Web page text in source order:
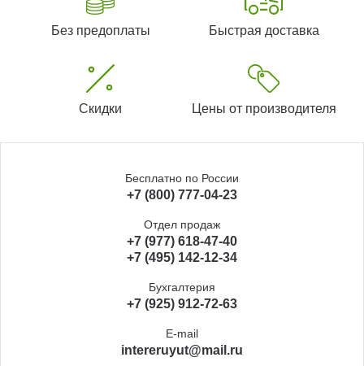
Без предоплаты Быстрая доставка
Скидки Цены от производителя
Бесплатно по России
+7 (800) 777-04-23
Отдел продаж
+7 (977) 618-47-40
+7 (495) 142-12-34
Бухгалтерия
+7 (925) 912-72-63
E-mail
intereruyut@mail.ru